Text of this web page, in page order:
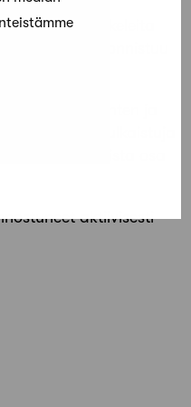
jakaa artikkeleita
tutuillesi, se onnistuu
jäsenten ja
verkossa julkaistuja
jaetuista jutuista osa
aktiivisesti